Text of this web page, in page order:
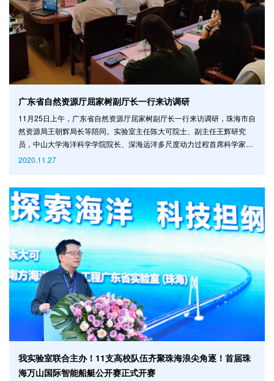
广东省自然资源厅屈家树副厅长一行来访调研
11月25日上午，广东省自然资源厅屈家树副厅长一行来访调研，珠海市自
然资源局王朝辉局长等陪同。实验室主任陈大可院士、副主任王辉研究
员，中山大学海洋科学学院院长、深海远洋多尺度动力过程首席科学家王
东晓教授，海洋工程与技术学院副院长（主持工作）杨清书教授等出席了
意文副部长分别汇报了各单位的建设进展情况，并提出了对广东
2020.11.27
我实验室联合主办！11支高校队伍齐聚珠海浪尖角逐！首届珠
海万山国际智能船艇公开赛正式开赛